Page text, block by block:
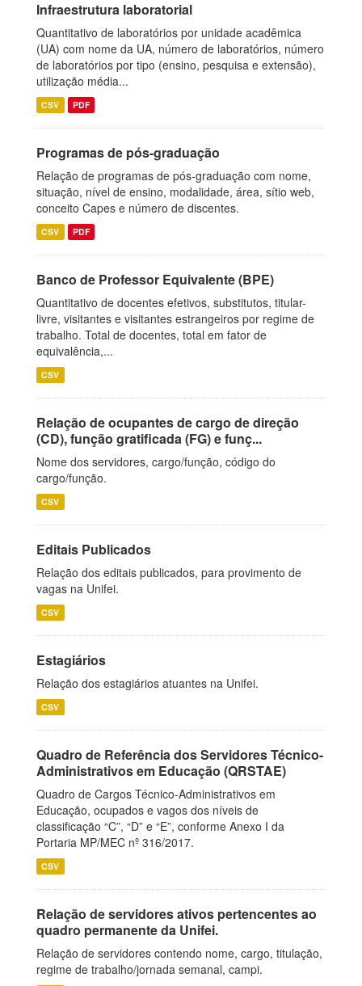
Infraestrutura laboratorial
Quantitativo de laboratórios por unidade acadêmica
(UA) com nome da UA, número de laboratórios, número
de laboratórios por tipo (ensino, pesquisa e extensão),
utilização média...
CSV PDF
Programas de pós-graduação
Relação de programas de pós-graduação com nome,
situação, nível de ensino, modalidade, área, sítio web,
conceito Capes e número de discentes.
CSV PDF
Banco de Professor Equivalente (BPE)
Quantitativo de docentes efetivos, substitutos, titular-
livre, visitantes e visitantes estrangeiros por regime de
trabalho. Total de docentes, total em fator de
equivalência,...
CSV
Relação de ocupantes de cargo de direção
(CD), função gratificada (FG) e funç...
Nome dos servidores, cargo/função, código do
cargo/função.
CSV
Editais Publicados
Relação dos editais publicados, para provimento de
vagas na Unifei.
CSV
Estagiários
Relação dos estagiários atuantes na Unifei.
CSV
Quadro de Referência dos Servidores Técnico-
Administrativos em Educação (QRSTAE)
Quadro de Cargos Técnico-Administrativos em
Educação, ocupados e vagos dos níveis de
classificação “C”, “D” e “E”, conforme Anexo I da
Portaria MP/MEC nº 316/2017.
CSV
Relação de servidores ativos pertencentes ao
quadro permanente da Unifei.
Relação de servidores contendo nome, cargo, titulação,
regime de trabalho/jornada semanal, campi.